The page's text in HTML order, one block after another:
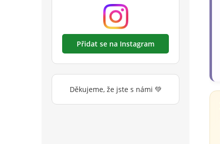
Přidat se na Instagram
Děkujeme, že jste s námi 💚